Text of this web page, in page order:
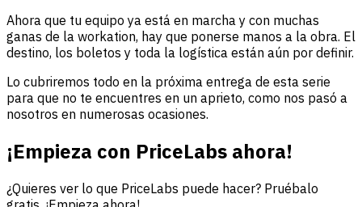
Ahora que tu equipo ya está en marcha y con muchas
ganas de la workation, hay que ponerse manos a la obra. El
destino, los boletos y toda la logística están aún por definir.
Lo cubriremos todo en la próxima entrega de esta serie
para que no te encuentres en un aprieto, como nos pasó a
nosotros en numerosas ocasiones.
¡Empieza con PriceLabs ahora!
¿Quieres ver lo que PriceLabs puede hacer? Pruébalo